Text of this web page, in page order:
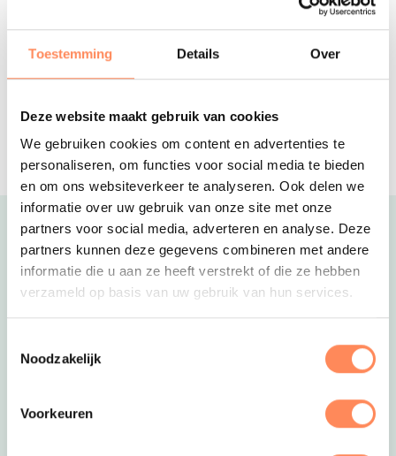
Toestemming Details Over
Deze website maakt gebruik van cookies
We gebruiken cookies om content en advertenties te
personaliseren, om functies voor social media te bieden
en om ons websiteverkeer te analyseren. Ook delen we
informatie over uw gebruik van onze site met onze
partners voor social media, adverteren en analyse. Deze
partners kunnen deze gegevens combineren met andere
informatie die u aan ze heeft verstrekt of die ze hebben
verzameld op basis van uw gebruik van hun services.
Noodzakelijk
Voorkeuren
Kom logeren in een driedelig
kunstwerk; slaap op hoogte en relax
Het sportiefste familiehotel van
Nederland; met wel 10.000m2 aan
sport, fun en wellness faciliteiten!
Uitgelicht